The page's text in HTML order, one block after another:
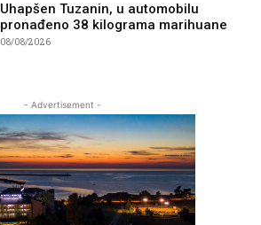
Uhapšen Tuzanin, u automobilu
pronađeno 38 kilograma marihuane
08/08/2026
- Advertisement -